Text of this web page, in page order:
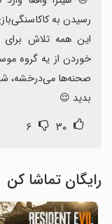
بدید 😌
۳۰ ۶
رایگان تماشا کن